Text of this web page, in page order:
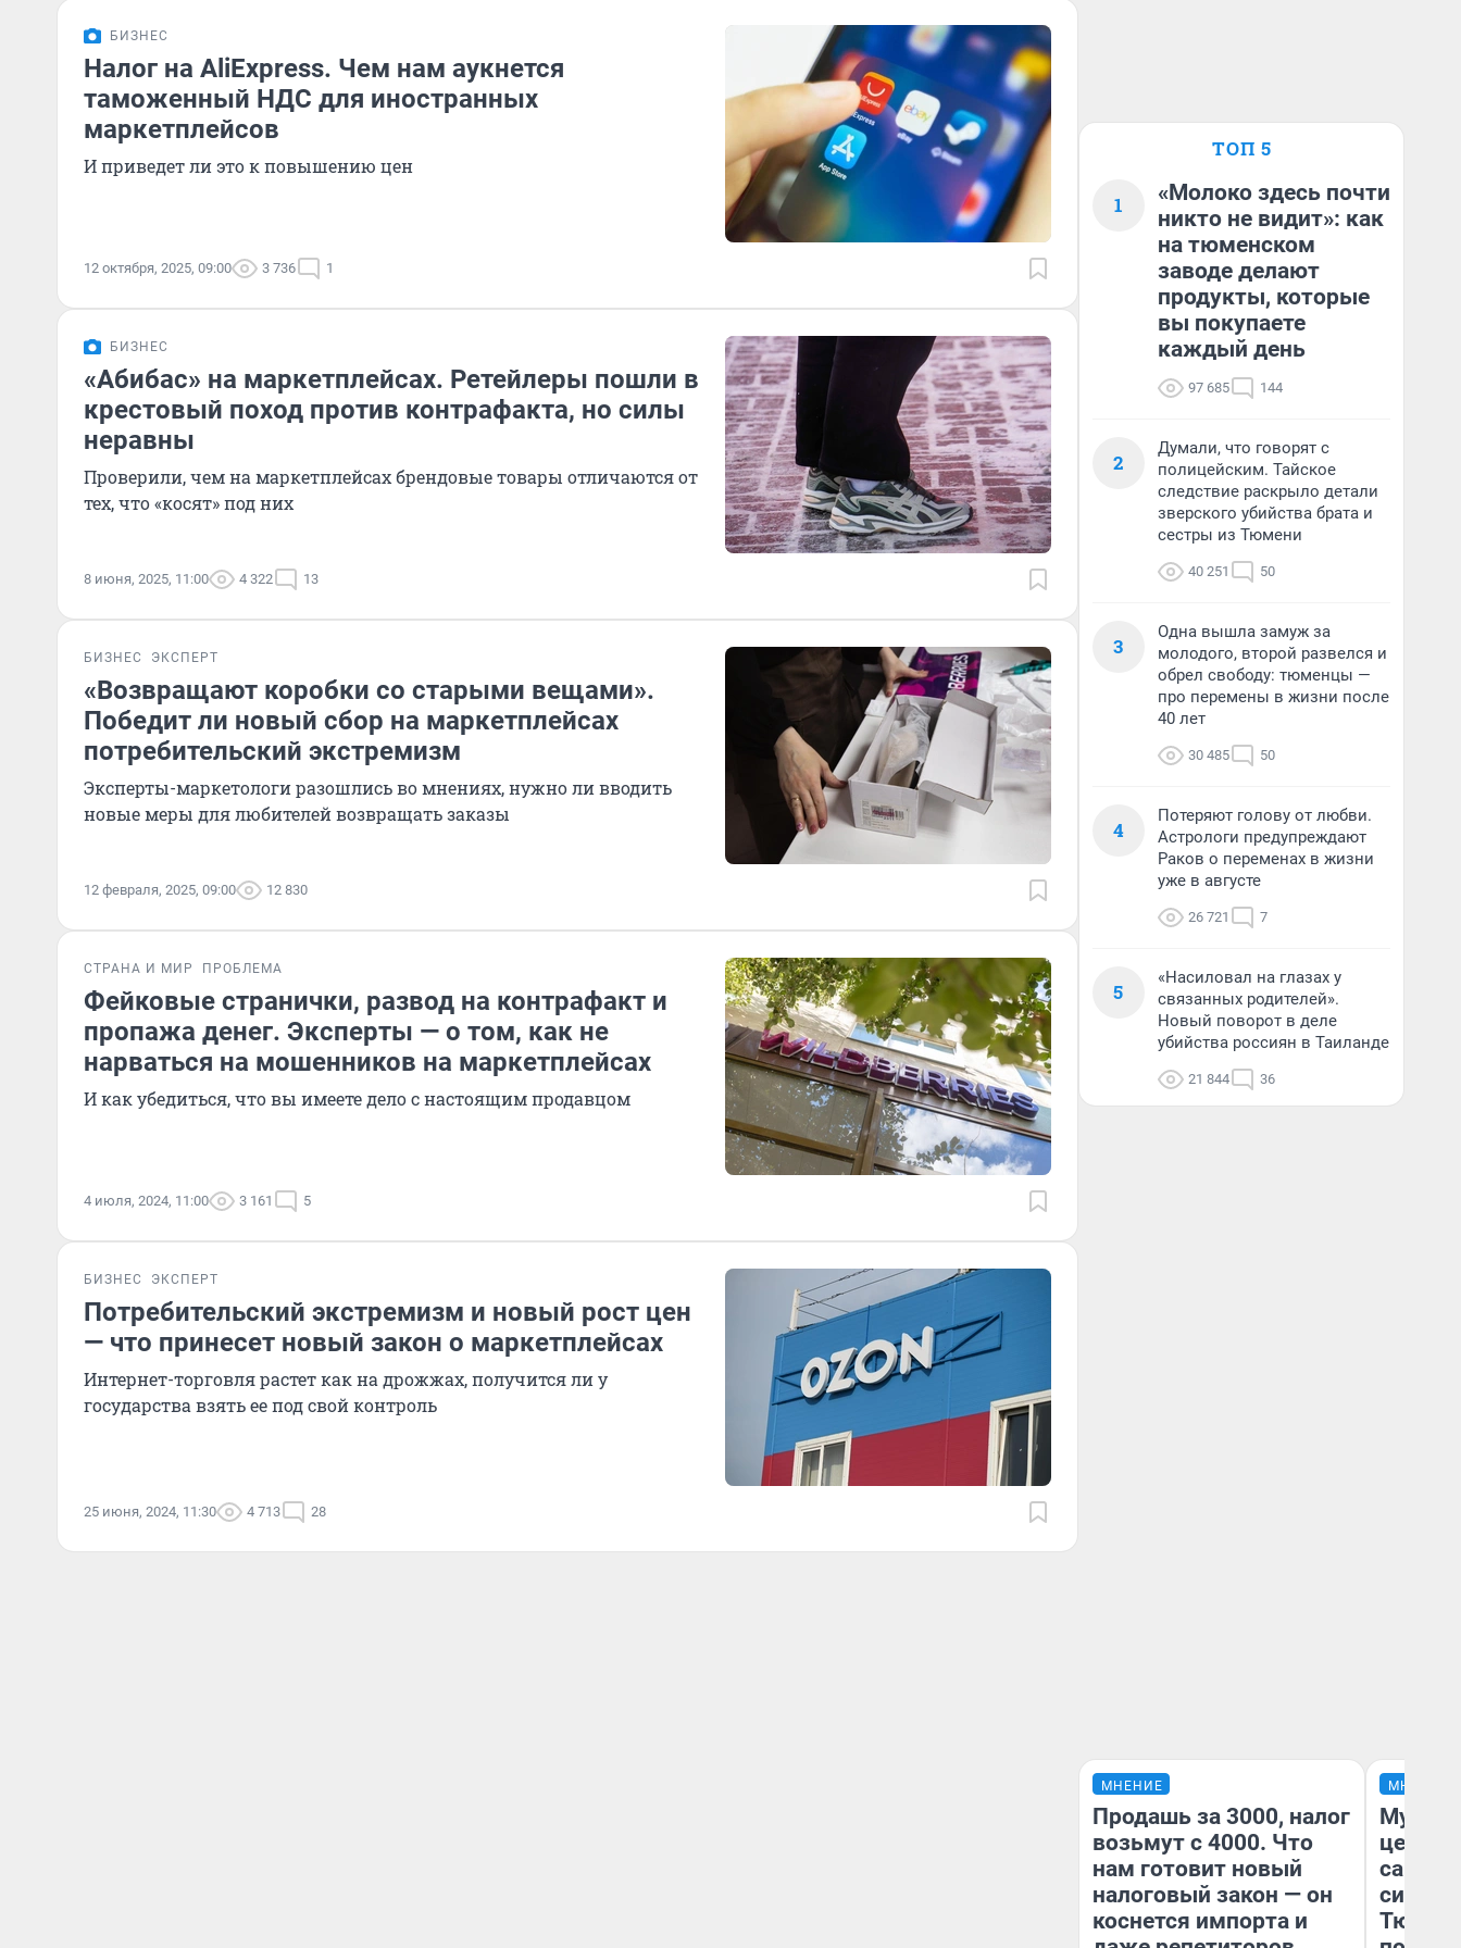
БИЗНЕС
Налог на AliExpress. Чем нам аукнется
таможенный НДС для иностранных
маркетплейсов
И приведет ли это к повышению цен
12 октября, 2025, 09:00 3 736 1
БИЗНЕС
«Абибас» на маркетплейсах. Ретейлеры пошли в
крестовый поход против контрафакта, но силы
неравны
Проверили, чем на маркетплейсах брендовые товары отличаются от
тех, что «косят» под них
8 июня, 2025, 11:00 4 322 13
БИЗНЕС ЭКСПЕРТ
«Возвращают коробки со старыми вещами».
Победит ли новый сбор на маркетплейсах
потребительский экстремизм
Эксперты-маркетологи разошлись во мнениях, нужно ли вводить
новые меры для любителей возвращать заказы
12 февраля, 2025, 09:00 12 830
СТРАНА И МИР ПРОБЛЕМА
Фейковые странички, развод на контрафакт и
пропажа денег. Эксперты — о том, как не
нарваться на мошенников на маркетплейсах
И как убедиться, что вы имеете дело с настоящим продавцом
4 июля, 2024, 11:00 3 161 5
БИЗНЕС ЭКСПЕРТ
Потребительский экстремизм и новый рост цен
— что принесет новый закон о маркетплейсах
Интернет-торговля растет как на дрожжах, получится ли у
государства взять ее под свой контроль
25 июня, 2024, 11:30 4 713 28
ТОП 5
1
«Молоко здесь почти
никто не видит»: как
на тюменском
заводе делают
продукты, которые
вы покупаете
каждый день
97 685 144
2
Думали, что говорят с
полицейским. Тайское
следствие раскрыло детали
зверского убийства брата и
сестры из Тюмени
40 251 50
3
Одна вышла замуж за
молодого, второй развелся и
обрел свободу: тюменцы —
про перемены в жизни после
40 лет
30 485 50
4
Потеряют голову от любви.
Астрологи предупреждают
Раков о переменах в жизни
уже в августе
26 721 7
5
«Насиловал на глазах у
связанных родителей».
Новый поворот в деле
убийства россиян в Таиланде
21 844 36
МНЕНИЕ
Продашь за 3000, налог
возьмут с 4000. Что
нам готовит новый
налоговый закон — он
коснется импорта и
МНЕНИЕ
Музей